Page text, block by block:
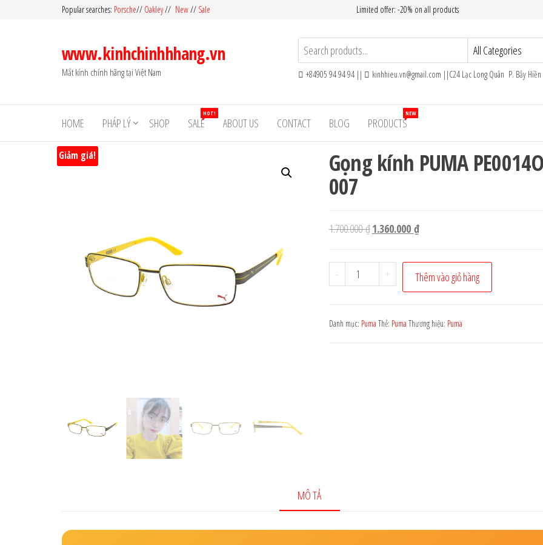
Popular searches: Porsche// Oakley// New// Sale Limited offer: -20% on all products
www.kinhchinhhhang.vn
Mắt kính chính hãng tại Việt Nam +84905 94 94 94 || kinhhieu.vn@gmail.com ||C24 Lạc Long Quân P. Bảy Hiền
HOME PHÁP LÝ SHOP SALE
HOT!
ABOUT US CONTACT BLOG PRODUCTS
NEW
Giảm giá! Gọng kính PUMA PE0014O
007
1.700.000₫Giá
là:
1.700.000 ₫.
1.360.000 ₫Giá
tại
là:
1.360.000 ₫.
-
Gọng
kính
PE0014O
+ Thêm vào giỏ hàng
Danh mục: Puma Thẻ: Puma Thương hiệu: Puma
MÔ TẢ